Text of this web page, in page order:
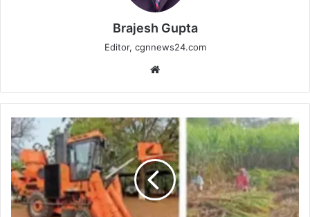
Brajesh Gupta
Editor, cgnnews24.com
भोरमदेव
सहकारी
शक्कर
कारखाना
ने
मंगाई
शुगरकेन